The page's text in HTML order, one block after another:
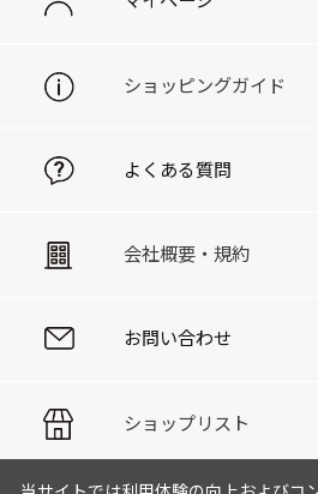
ショッピングガイド
よくある質問
会社概要・規約
お問い合わせ
ショップリスト